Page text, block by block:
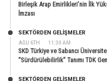
Birleşik Arap Emirlikleri’nin İlk
İmzası
AĞU 6TH 11:30 AM
SEKTÖRDEN GELIŞMELER
SKD Türkiye ve Sabancı
“Sürdürülebilirlik” Tanımı TDK
SEKTÖRDEN GELIŞMELER